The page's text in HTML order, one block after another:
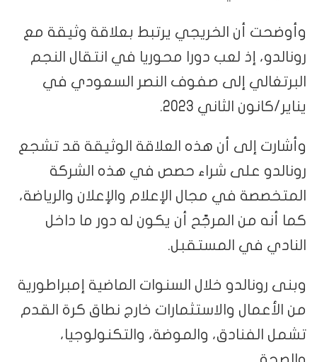
وأوضحت أن الخريجي يرتبط بعلاقة وثيقة مع
رونالدو، إذ لعب دورا محوريا في انتقال النجم
البرتغالي إلى صفوف النصر السعودي في
يناير/كانون الثاني 2023.
وأشارت إلى أن هذه العلاقة الوثيقة قد تشجع
رونالدو على شراء حصص في هذه الشركة
المتخصصة في مجال الإعلام والإعلان والرياضة،
كما أنه من المرجّح أن يكون له دور ما داخل
النادي في المستقبل.
وبنى رونالدو خلال السنوات الماضية إمبراطورية
من الأعمال والاستثمارات خارج نطاق كرة القدم
تشمل الفنادق، والموضة، والتكنولوجيا،